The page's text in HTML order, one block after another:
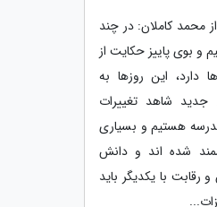
محمد کاملان: در چند
و بوی پاییز حکایت از
دارد، این روزها به
شاهد تغییرات
هستیم و بسیاری
شده اند و دانش
رقابت با یکدیگر باید